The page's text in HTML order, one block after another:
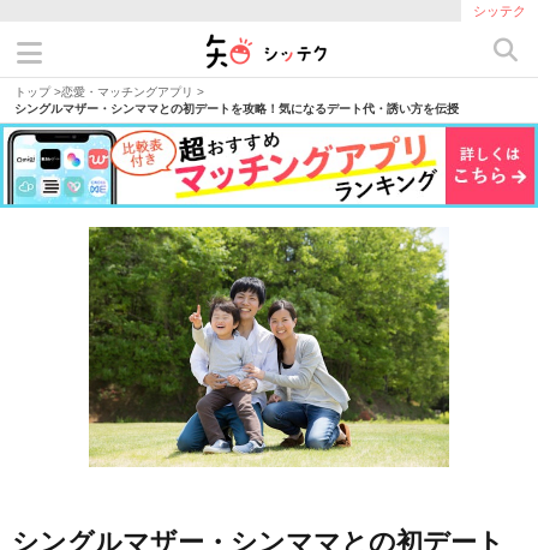
シッテク
トップ>恋愛・マッチングアプリ >
シングルマザー・シンママとの初デートを攻略！気になるデート代・誘い方を伝授
シングルマザー・シンママとの初デート